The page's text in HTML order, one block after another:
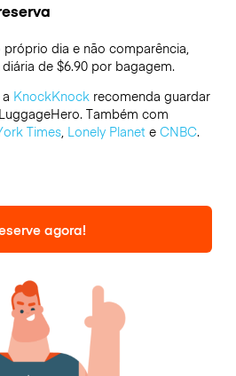
dia e não comparência,
de $6.90 por bagagem.
KnockKnockrecomenda guardar
Também com
Times, Lonely Planete CNBC.
agora!